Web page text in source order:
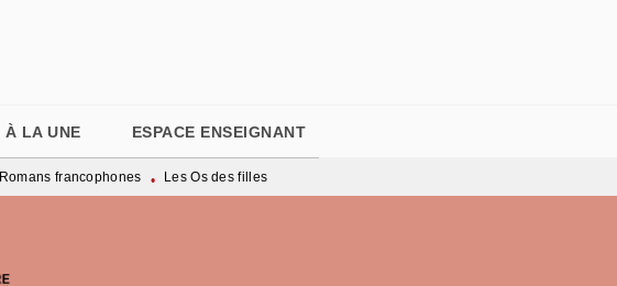
À LA UNE ESPACE ENSEIGNANT
Romans francophones • Les Os des filles